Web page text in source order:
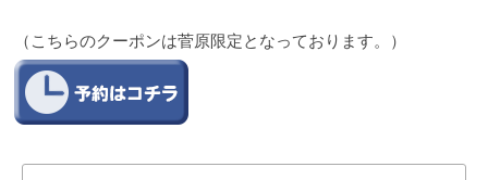
（こちらのクーポンは菅原限定となっております。）